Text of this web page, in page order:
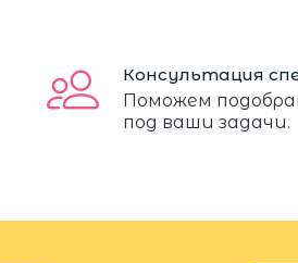
Консультация
Поможем
под ваши задачи.